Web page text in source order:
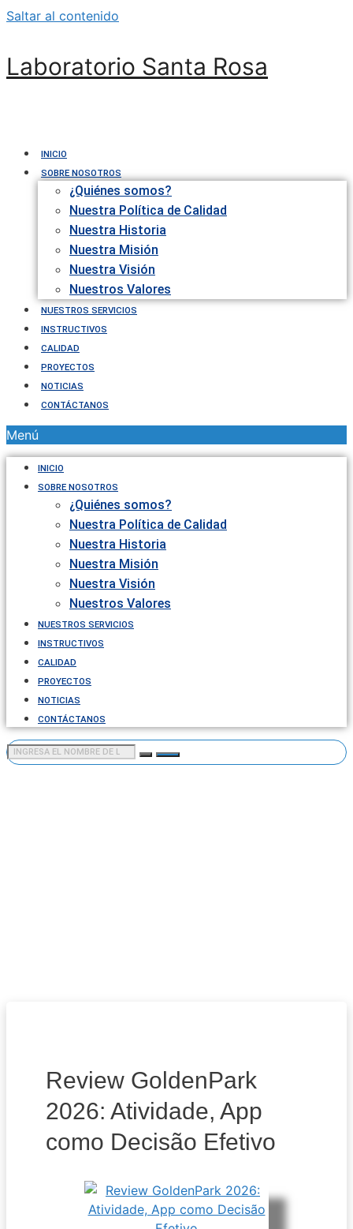
Saltar al contenido
Laboratorio Santa Rosa
INICIO
SOBRE NOSOTROS
¿Quiénes somos?
Nuestra Política de Calidad
Nuestra Historia
Nuestra Misión
Nuestra Visión
Nuestros Valores
NUESTROS SERVICIOS
INSTRUCTIVOS
CALIDAD
PROYECTOS
NOTICIAS
CONTÁCTANOS
Menú
INICIO
SOBRE NOSOTROS
¿Quiénes somos?
Nuestra Política de Calidad
Nuestra Historia
Nuestra Misión
Nuestra Visión
Nuestros Valores
NUESTROS SERVICIOS
INSTRUCTIVOS
CALIDAD
PROYECTOS
NOTICIAS
CONTÁCTANOS
Review GoldenPark
2026: Atividade, App
como Decisão Efetivo